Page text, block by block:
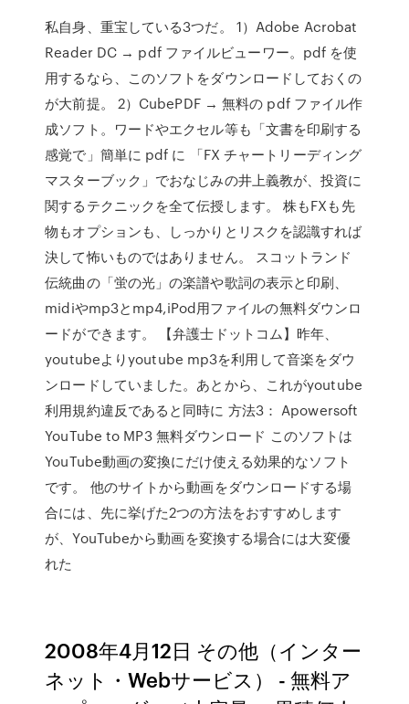
私自身、重宝している3つだ。 1）Adobe Acrobat
Reader DC → pdf ファイルビューワー。pdf を使
用するなら、このソフトをダウンロードしておくの
が大前提。 2）CubePDF → 無料の pdf ファイル作
成ソフト。ワードやエクセル等も「文書を印刷する
感覚で」簡単に pdf に 「FX チャートリーディング
マスターブック」でおなじみの井上義教が、投資に
関するテクニックを全て伝授します。 株もFXも先
物もオプションも、しっかりとリスクを認識すれば
決して怖いものではありません。 スコットランド
伝統曲の「蛍の光」の楽譜や歌詞の表示と印刷、
midiやmp3とmp4,iPod用ファイルの無料ダウンロ
ードができます。 【弁護士ドットコム】昨年、
youtubeよりyoutube mp3を利用して音楽をダウ
ンロードしていました。あとから、これがyoutube
利用規約違反であると同時に 方法3： Apowersoft
YouTube to MP3 無料ダウンロード このソフトは
YouTube動画の変換にだけ使える効果的なソフト
です。 他のサイトから動画をダウンロードする場
合には、先に挙げた2つの方法をおすすめします
が、YouTubeから動画を変換する場合には大変優
れた
2008年4月12日 その他（インター
ネット・Webサービス） - 無料ア